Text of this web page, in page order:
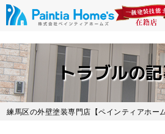
Skip
to
main
content
トラブルの
練馬区の外壁塗装専門店【ペインティアホーム